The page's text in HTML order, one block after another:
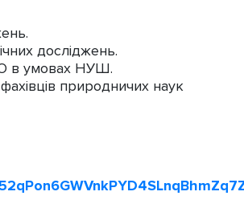
досліджень.
в умовах НУШ.
природничих наук